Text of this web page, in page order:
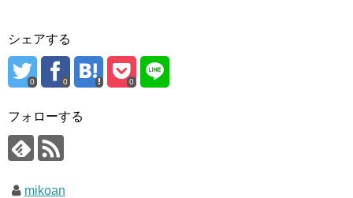
シェアする
0 0 0
フォローする
mikoan